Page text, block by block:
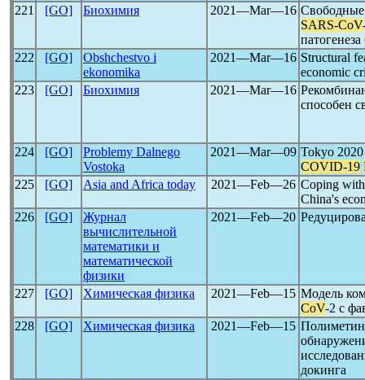
221
[GO] Биохимия 2021―Mar―16
SARS-CoV
патогенеза
222
[GO]
Obshchestvo i
ekonomika
2021―Mar―16 Structural
economic
223
[GO] Биохимия 2021―Mar―16
способен
224 [GO]
Problemy Dalnego
Vostoka
2021―Mar―09 Tokyo
COVID-19
225
[GO] Asia and Africa today 2021―Feb―26 Coping
China's
226
[GO]
Журнал
вычислительной
математики и
математической
физики
2021―Feb―20
227 [GO] Химическая физика 2021―Feb―15 Модель
CoV-2 с
228
[GO] Химическая физика 2021―Feb―15
докинга